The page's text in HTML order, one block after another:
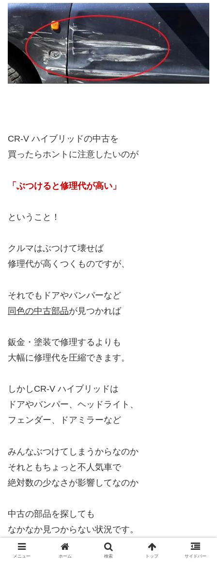
CR-V ハイブリッドの中古を
買ったらホントに注意したいのが
「ぶつけると修理代が高い」
ということ！
クルマはぶつけて壊せば
修理代が高くつくものですが、
それでもドアやバンパーなど
同色の中古部品が見つかれば
鈑金・塗装で修理するよりも
大幅に修理代を圧縮できます。
しかしCR-V ハイブリッドは
ドアやバンパー、ヘッドライト、
フェンダー、ドアミラーなど
みんなぶつけてしまうからなのか
それともちょっと不人気車で
絶対数の少なさが影響してなのか
中古の部品を探しても
なかなか見つからない状況です。
メニュー ホーム 検索 トップ サイドバー